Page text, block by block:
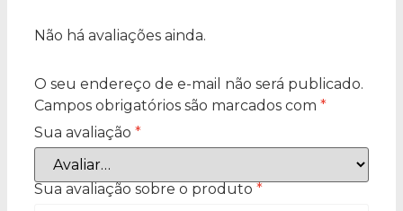
Não há avaliações ainda.
O seu endereço de e-mail não será publicado.
Campos obrigatórios são marcados com *
Sua avaliação *
Sua avaliação sobre o produto *